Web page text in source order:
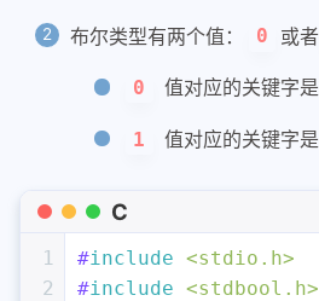
布尔类型有两个值： 0 或者
0 值对应的关键字是
1 值对应的关键字是
C
1
2
#include <stdio.h>
#include <stdbool.h>